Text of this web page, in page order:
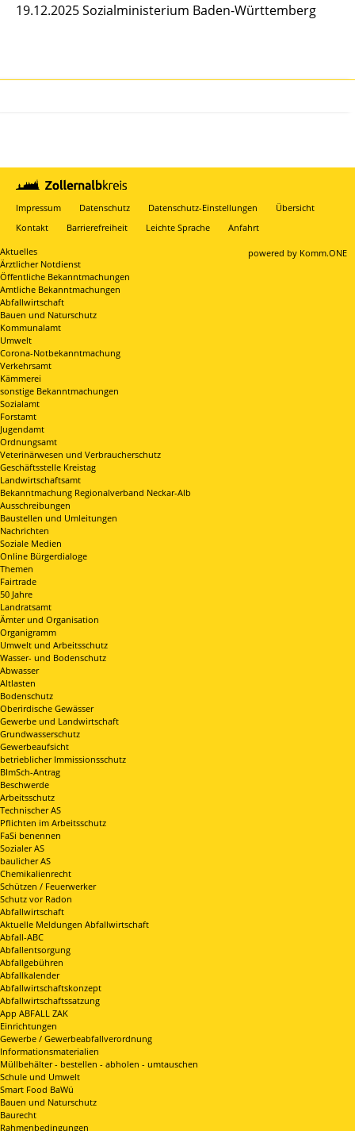
19.12.2025 Sozialministerium Baden-Württemberg
Impressum Datenschutz Datenschutz-Einstellungen
Übersicht
Kontakt
Barrierefreiheit Leichte Sprache Anfahrt
powered by Komm.ONE
Aktuelles
Ärztlicher Notdienst
Öffentliche Bekanntmachungen
Amtliche Bekanntmachungen
Abfallwirtschaft
Bauen und Naturschutz
Kommunalamt
Umwelt
Corona-Notbekanntmachung
Verkehrsamt
Kämmerei
sonstige Bekanntmachungen
Sozialamt
Forstamt
Jugendamt
Ordnungsamt
Veterinärwesen und Verbraucherschutz
Geschäftsstelle Kreistag
Landwirtschaftsamt
Bekanntmachung Regionalverband Neckar-Alb
Ausschreibungen
Baustellen und Umleitungen
Nachrichten
Soziale Medien
Online Bürgerdialoge
Themen
Fairtrade
50 Jahre
Landratsamt
Ämter und Organisation
Organigramm
Umwelt und Arbeitsschutz
Wasser- und Bodenschutz
Abwasser
Altlasten
Bodenschutz
Oberirdische Gewässer
Gewerbe und Landwirtschaft
Grundwasserschutz
Gewerbeaufsicht
betrieblicher Immissionsschutz
BImSch-Antrag
Beschwerde
Arbeitsschutz
Technischer AS
Pflichten im Arbeitsschutz
FaSi benennen
Sozialer AS
baulicher AS
Chemikalienrecht
Schützen / Feuerwerker
Schutz vor Radon
Abfallwirtschaft
Aktuelle Meldungen Abfallwirtschaft
Abfall-ABC
Abfallentsorgung
Abfallgebühren
Abfallkalender
Abfallwirtschaftskonzept
Abfallwirtschaftssatzung
App ABFALL ZAK
Einrichtungen
Gewerbe / Gewerbeabfallverordnung
Informationsmaterialien
Müllbehälter - bestellen - abholen - umtauschen
Schule und Umwelt
Smart Food BaWü
Bauen und Naturschutz
Baurecht
Rahmenbedingungen